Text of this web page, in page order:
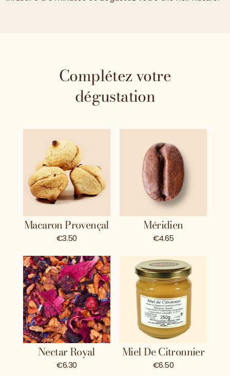
Complétez votre
dégustation
Macaron Provençal
€3.50
Méridien
€4.65
Nectar Royal
€6.30
Miel De Citronnier
€6.50